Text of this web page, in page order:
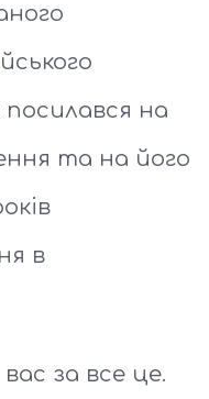
на
та на його
в
за все це.